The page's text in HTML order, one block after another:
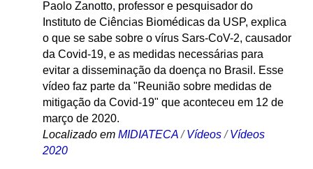
Paolo Zanotto, professor e pesquisador do
Instituto de Ciências Biomédicas da USP, explica
o que se sabe sobre o vírus Sars-CoV-2, causador
da Covid-19, e as medidas necessárias para
evitar a disseminação da doença no Brasil. Esse
vídeo faz parte da "Reunião sobre medidas de
mitigação da Covid-19" que aconteceu em 12 de
março de 2020.
Localizado em MIDIATECA /Vídeos /Vídeos
2020